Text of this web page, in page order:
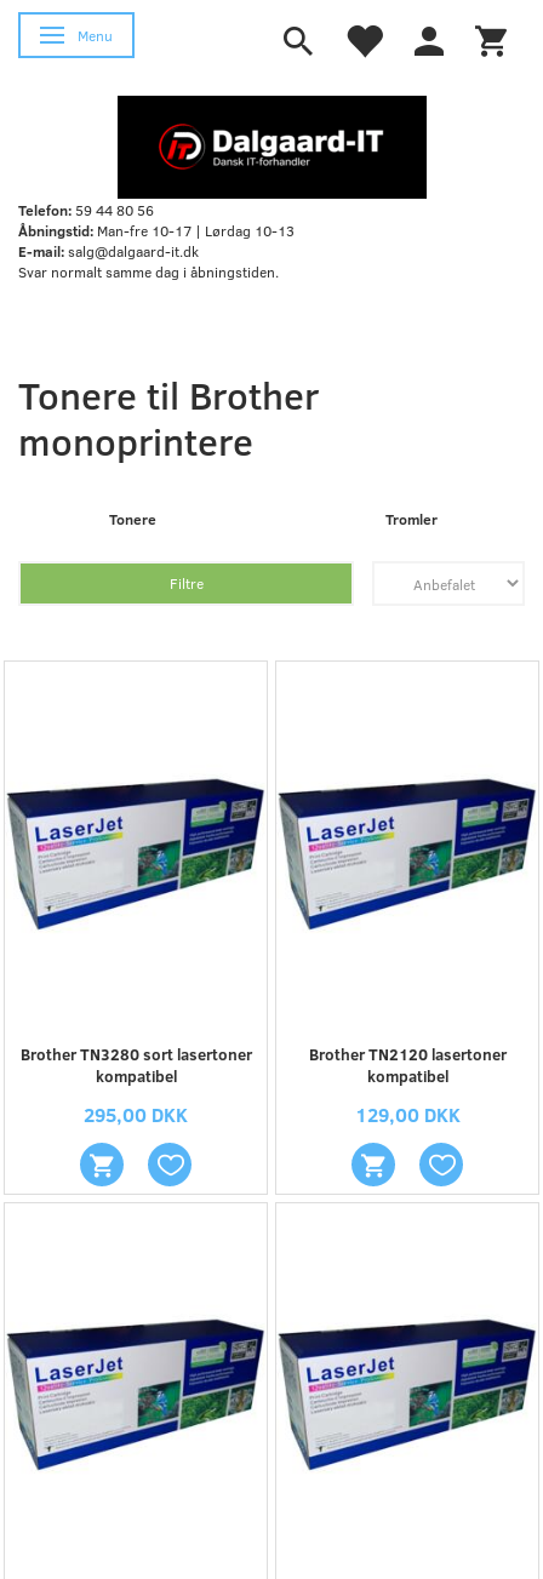
Skifte navigation
Menu
Telefon:59 44 80 56
Åbningstid: Man-fre 10-17 | Lørdag 10-13
E-mail:salg@dalgaard-it.dk
Svar normalt samme dag i åbningstiden.
Tonere til Brother
monoprintere
Tonere Tromler
Filtre
Brother TN3280 sort lasertoner
kompatibel
295,00 DKK
Brother TN2120 lasertoner
kompatibel
129,00 DKK